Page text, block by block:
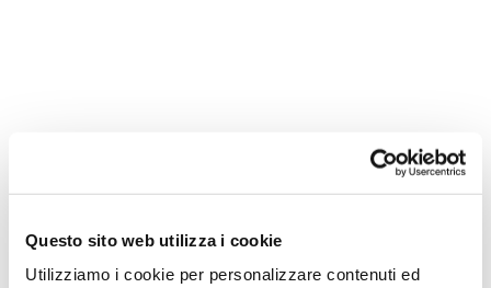
Questo sito web utilizza i cookie
Utilizziamo i cookie per personalizzare contenuti ed